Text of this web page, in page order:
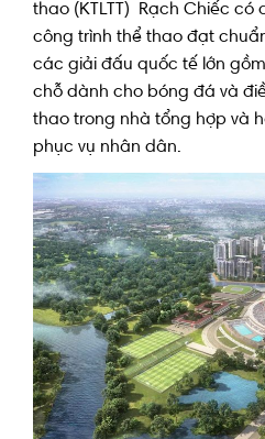
thao (KTLTT) Rạch Chiếc có
công trình thể thao đạt
các giải đấu quốc tế lớn
chỗ dành cho bóng đá và
thao trong nhà tổng hợp và
phục vụ nhân dân.